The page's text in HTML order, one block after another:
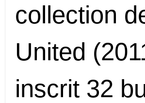
collection
United
inscrit 32